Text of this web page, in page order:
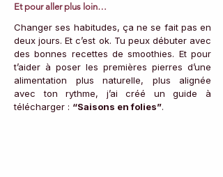
Et pour aller plus loin…
Changer ses habitudes, ça ne se fait pas en
deux jours. Et c’est ok. Tu peux débuter avec
des bonnes recettes de smoothies. Et pour
t’aider à poser les premières pierres d’une
alimentation plus naturelle, plus alignée
avec ton rythme, j’ai créé un guide à
télécharger : “Saisons en folies”.